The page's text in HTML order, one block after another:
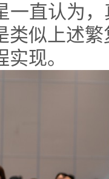
一直认为
类似上述
现。